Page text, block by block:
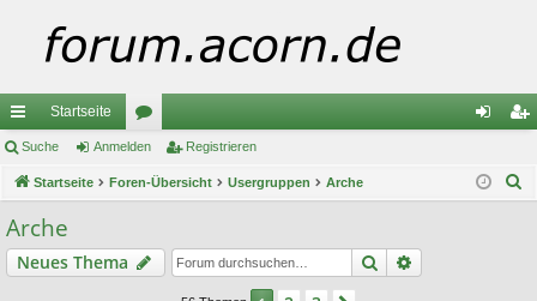
ch
ne
llz
ug
Startseite
or
en m ist
Suche Anmelden Registrieren
Startseite Foren-Übersicht Usergruppen Arche
Arche
Neues Thema Suche